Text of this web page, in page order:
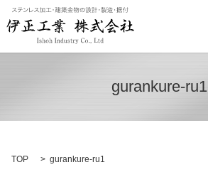
gurankure-ru1
TOP gurankure-ru1